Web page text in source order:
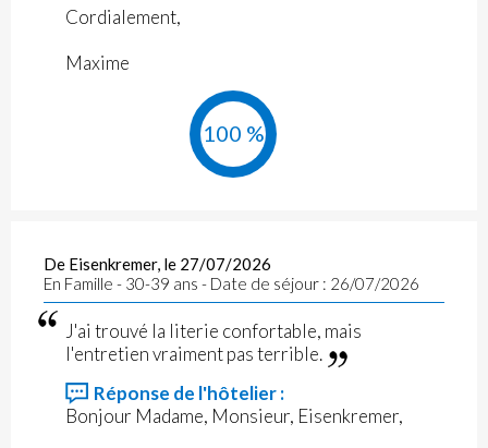
Cordialement,
Maxime
100 %
De Eisenkremer, le 27/07/2026
En Famille - 30-39 ans - Date de séjour : 26/07/2026
J'ai trouvé la literie confortable, mais
l'entretien vraiment pas terrible.
Réponse de l'hôtelier :
Bonjour Madame, Monsieur, Eisenkremer,